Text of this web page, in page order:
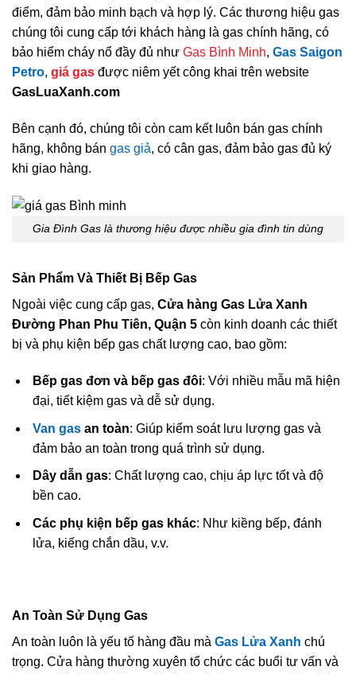
điểm, đảm bảo minh bạch và hợp lý. Các thương hiệu gas
chúng tôi cung cấp tới khách hàng là gas chính hãng, có
bảo hiểm cháy nổ đầy đủ như Gas Bình Minh, Gas Saigon
Petro, giá gas được niêm yết công khai trên website
GasLuaXanh.com
Bên cạnh đó, chúng tôi còn cam kết luôn bán gas chính
hãng, không bán gas giả, có cân gas, đảm bảo gas đủ ký
khi giao hàng.
Gia Đình Gas là thương hiệu được nhiều gia đình tin dùng
Sản Phẩm Và Thiết Bị Bếp Gas
Ngoài việc cung cấp gas, Cửa hàng Gas Lửa Xanh
Đường Phan Phu Tiên, Quận 5 còn kinh doanh các thiết
bị và phụ kiện bếp gas chất lượng cao, bao gồm:
Bếp gas đơn và bếp gas đôi: Với nhiều mẫu mã hiện
đại, tiết kiệm gas và dễ sử dụng.
Van gasan toàn: Giúp kiểm soát lưu lượng gas và
đảm bảo an toàn trong quá trình sử dụng.
Dây dẫn gas: Chất lượng cao, chịu áp lực tốt và độ
bền cao.
Các phụ kiện bếp gas khác: Như kiềng bếp, đánh
lửa, kiếng chắn dầu, v.v.
An Toàn Sử Dụng Gas
An toàn luôn là yếu tố hàng đầu mà Gas Lửa Xanh chú
trọng. Cửa hàng thường xuyên tổ chức các buổi tư vấn và